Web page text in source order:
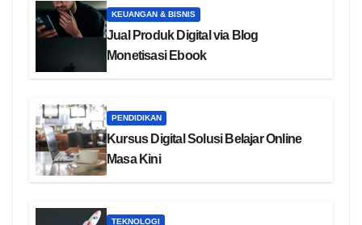
KEUANGAN & BISNIS
Jual Produk Digital via Blog
Monetisasi Ebook
PENDIDIKAN
Kursus Digital Solusi Belajar Online
Masa Kini
TEKNOLOGI